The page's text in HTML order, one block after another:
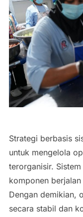
Strategi berbasis
untuk mengelola
terorganisir.
komponen
Dengan demikian,
secara stabil dan